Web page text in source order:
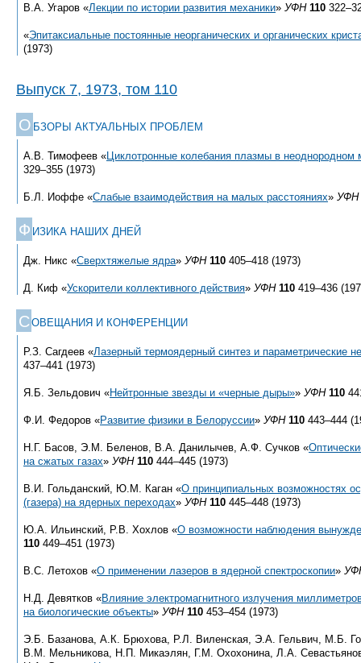
В.А. Угаров «Лекции по истории развития механики» УФН 110
«Эпитаксиальные постоянные неорганических и органических
(1973)
Выпуск 7, 1973, том 110
О БЗОРЫ АКТУАЛЬНЫХ ПРОБЛЕМ
А.В. Тимофеев «Циклотронные колебания плазмы в неоднородном
329–355 (1973)
Б.Л. Иоффе «Слабые взаимодействия на малых расстояниях» УФН
Ф ИЗИКА НАШИХ ДНЕЙ
Дж. Никс «Сверхтяжелые ядра» УФН 110 405–418 (1973)
Д. Киф «Ускорители коллективного действия» УФН 110 419–436
СОВЕЩАНИЯ И КОНФЕРЕНЦИИ
Р.З. Сагдеев «Лазерный термоядерный синтез и параметрические
437–441 (1973)
Я.Б. Зельдович «Нейтронные звезды и «черные дыры»» УФН 110
Ф.И. Федоров «Развитие физики в Белоруссии» УФН 110 443–444
Н.Г. Басов, Э.М. Беленов, В.А. Данилычев, А.Ф. Сучков «
на сжатых газах» УФН 110 444–445 (1973)
В.И. Гольданский, Ю.М. Каган «О принципиальных возможностях
(газера) на ядерных переходах» УФН 110 445–448 (1973)
Ю.А. Ильинский, Р.В. Хохлов «О возможности наблюдения
110 449–451 (1973)
В.С. Летохов «О применении лазеров в ядерной спектроскопии»
Н.Д. Девятков «Влияние электромагнитного излучения
на биологические объекты» УФН 110 453–454 (1973)
Э.Б. Базанова, А.К. Брюхова, Р.Л. Виленская, Э.А. Гельвич, М.Б.
В.М. Мельникова, Н.П. Микаэлян, Г.М. Охохонина, Л.А.